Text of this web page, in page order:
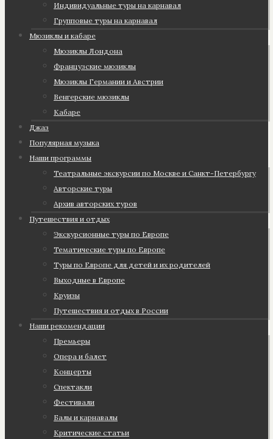
Индивидуальные туры на карнавал
Групповые туры на карнавал
Мюзиклы и кабаре
Мюзиклы Лондона
Французские мюзиклы
Мюзиклы Германии и Австрии
Венгерские мюзиклы
Кабаре
Джаз
Популярная музыка
Наши программы
Театральные экскурсии по Москве и Санкт-Петербургу
Авторские туры
Архив авторских туров
Путешествия и отдых
Экскурсионные туры по Европе
Тематические туры по Европе
Туры по Европе для детей и их родителей
Выходные в Европе
Круизы
Путешествия и отдых в России
Наши рекомендации
Премьеры
Опера и балет
Концерты
Спектакли
Фестивали
Балы и карнавалы
Критические статьи